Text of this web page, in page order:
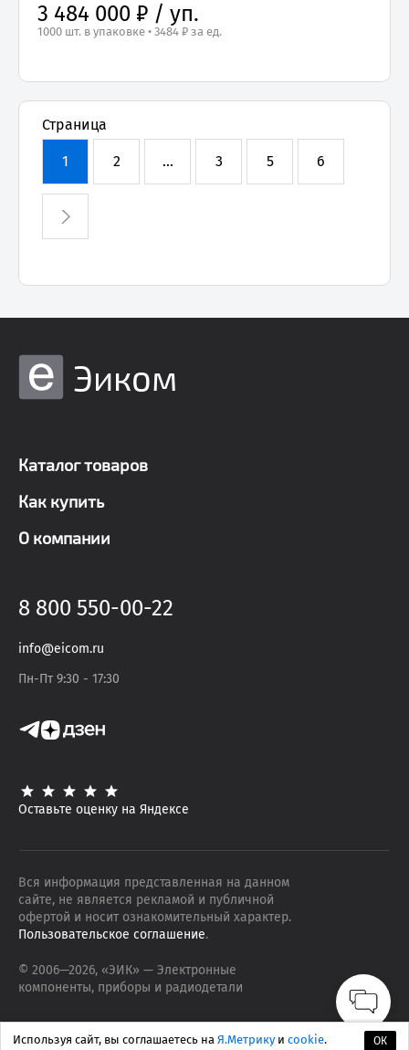
3 484 000 ₽ / уп.
1000 шт. в упаковке • 3484 ₽ за ед.
Страница
1 2 ... 3 5 6
Эиком
Каталог товаров
Как купить
О компании
8 800 550-00-22
info@eicom.ru
Пн-Пт 9:30 - 17:30
Оставьте оценку на Яндексе
Вся информация представленная на данном
сайте, не является рекламой и публичной
офертой и носит ознакомительный характер.
Пользовательское соглашение.
© 2006—2026, «ЭИК» — Электронные
компоненты, приборы и радиодетали
ОК
Используя сайт, вы соглашаетесь на Я.Метрику и cookie.